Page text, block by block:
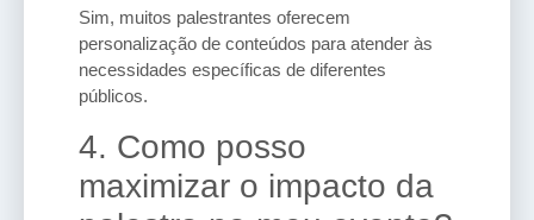
Sim, muitos palestrantes oferecem
personalização de conteúdos para atender às
necessidades específicas de diferentes
públicos.
4. Como posso
maximizar o impacto da